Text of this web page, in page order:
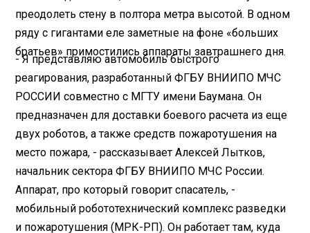
преодолеть стену в полтора метра высотой. В одном
ряду с гигантами еле заметные на фоне «больших
братьев» примостились аппараты завтрашнего дня.
- Я представляю автомобиль быстрого
реагирования, разработанный ФГБУ ВНИИПО МЧС
РОССИИ совместно с МГТУ имени Баумана. Он
предназначен для доставки боевого расчета из еще
двух роботов, а также средств пожаротушения на
место пожара, - рассказывает Алексей Лытков,
начальник сектора ФГБУ ВНИИПО МЧС России.
Аппарат, про который говорит спасатель, -
мобильный робототехнический комплекс разведки
и пожаротушения (МРК-РП). Он работает там, куда